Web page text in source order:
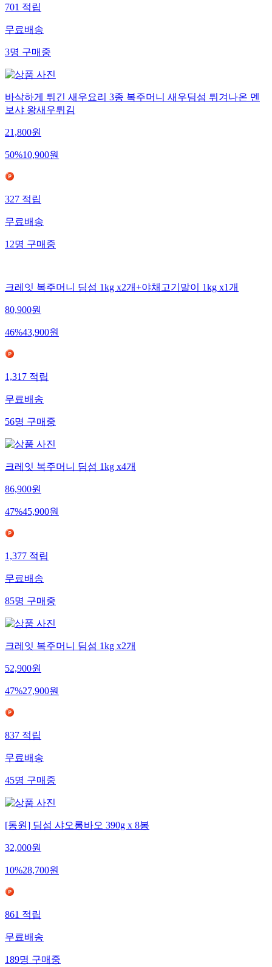
701적립
무료배송
3명구매중
바삭하게 튀긴 새우요리 3종 복주머니 새우딤섬 튀겨나온 멘
보샤 왕새우튀김
21,800원
50%10,900원
327적립
무료배송
12명구매중
크레잇 복주머니 딤섬 1kg x2개+야채고기말이 1kg x1개
80,900원
46%43,900원
1,317적립
무료배송
56명구매중
크레잇 복주머니 딤섬 1kg x4개
86,900원
47%45,900원
1,377적립
무료배송
85명구매중
크레잇 복주머니 딤섬 1kg x2개
52,900원
47%27,900원
837적립
무료배송
45명구매중
[동원] 딤섬 샤오롱바오 390g x 8봉
32,000원
10%28,700원
861적립
무료배송
189명구매중